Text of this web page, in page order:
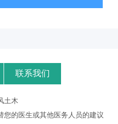
联系我们
土木
您的医生或其他医务人员的建议